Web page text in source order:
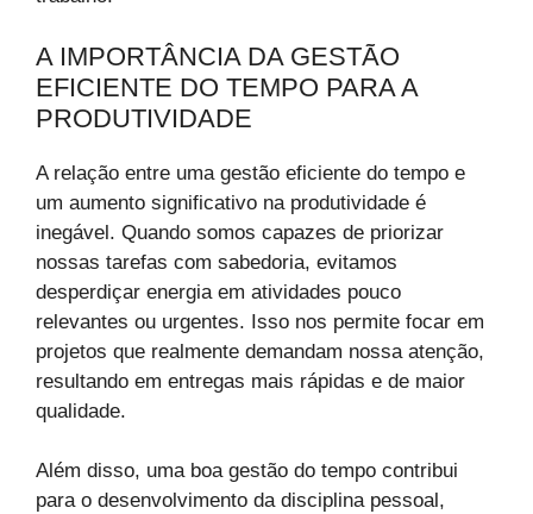
A IMPORTÂNCIA DA GESTÃO
EFICIENTE DO TEMPO PARA A
PRODUTIVIDADE
A relação entre uma gestão eficiente do tempo e
um aumento significativo na produtividade é
inegável. Quando somos capazes de priorizar
nossas tarefas com sabedoria, evitamos
desperdiçar energia em atividades pouco
relevantes ou urgentes. Isso nos permite focar em
projetos que realmente demandam nossa atenção,
resultando em entregas mais rápidas e de maior
qualidade.
Além disso, uma boa gestão do tempo contribui
para o desenvolvimento da disciplina pessoal,